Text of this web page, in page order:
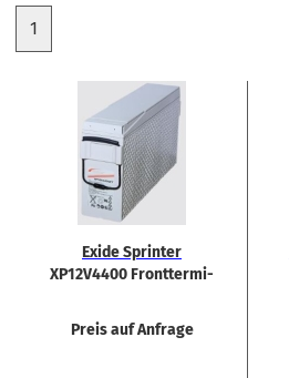
1
Exide Sprin­ter
XP12V4400 Front­ter­mi­
Preis auf Anfrage